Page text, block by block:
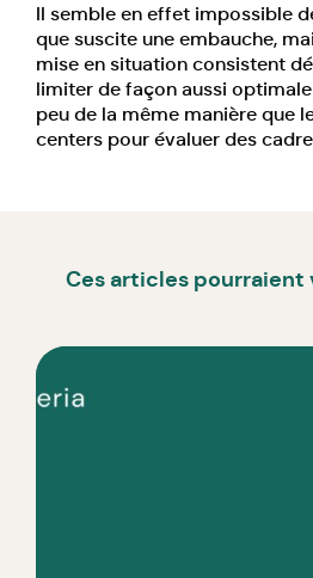
Il semble en effet impossible
que suscite une embauche,
mise en situation consistent
limiter de façon aussi
peu de la même manière que
centers pour évaluer des
Ces articles pourraient